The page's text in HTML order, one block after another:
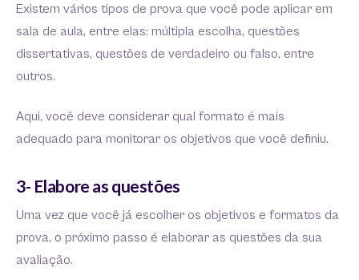
Existem vários tipos de prova que você pode aplicar em
sala de aula, entre elas: múltipla escolha, questões
dissertativas, questões de verdadeiro ou falso, entre
outros.
Aqui, você deve considerar qual formato é mais
adequado para monitorar os objetivos que você definiu.
3- Elabore as questões
Uma vez que você já escolher os objetivos e formatos da
prova, o próximo passo é elaborar as questões da sua
avaliação.